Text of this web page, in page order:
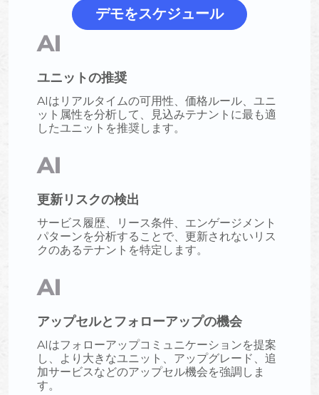
デモをスケジュール
AI
ユニットの推奨
AIはリアルタイムの可用性、価格ルール、ユニ
ット属性を分析して、見込みテナントに最も適
したユニットを推奨します。
AI
更新リスクの検出
サービス履歴、リース条件、エンゲージメント
パターンを分析することで、更新されないリス
クのあるテナントを特定します。
AI
アップセルとフォローアップの機会
AIはフォローアップコミュニケーションを提案
し、より大きなユニット、アップグレード、追
加サービスなどのアップセル機会を強調しま
す。